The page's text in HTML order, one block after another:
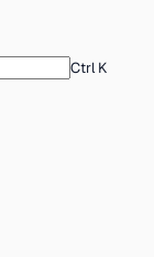
Ctrl K